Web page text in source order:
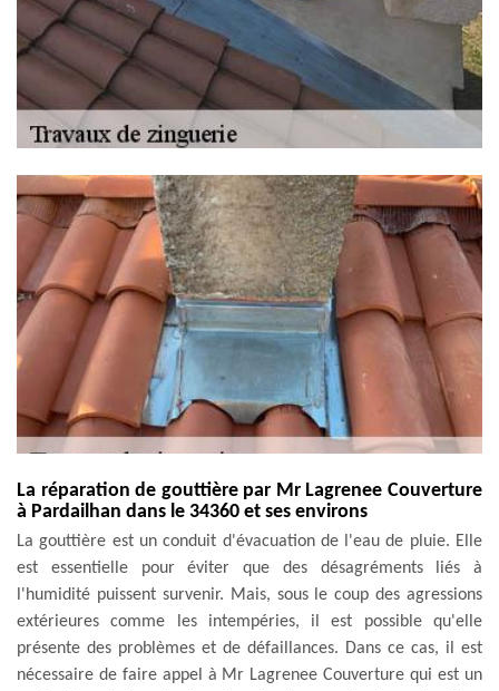
La réparation de gouttière par Mr Lagrenee Couverture
à Pardailhan dans le 34360 et ses environs
La gouttière est un conduit d'évacuation de l'eau de pluie. Elle
est essentielle pour éviter que des désagréments liés à
l'humidité puissent survenir. Mais, sous le coup des agressions
extérieures comme les intempéries, il est possible qu'elle
présente des problèmes et de défaillances. Dans ce cas, il est
nécessaire de faire appel à Mr Lagrenee Couverture qui est un